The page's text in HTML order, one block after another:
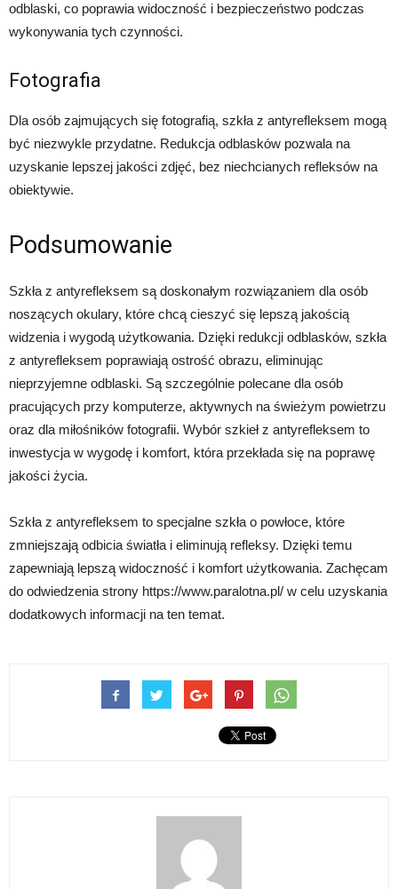
odblaski, co poprawia widoczność i bezpieczeństwo podczas
wykonywania tych czynności.
Fotografia
Dla osób zajmujących się fotografią, szkła z antyrefleksem mogą
być niezwykle przydatne. Redukcja odblasków pozwala na
uzyskanie lepszej jakości zdjęć, bez niechcianych refleksów na
obiektywie.
Podsumowanie
Szkła z antyrefleksem są doskonałym rozwiązaniem dla osób
noszących okulary, które chcą cieszyć się lepszą jakością
widzenia i wygodą użytkowania. Dzięki redukcji odblasków, szkła
z antyrefleksem poprawiają ostrość obrazu, eliminując
nieprzyjemne odblaski. Są szczególnie polecane dla osób
pracujących przy komputerze, aktywnych na świeżym powietrzu
oraz dla miłośników fotografii. Wybór szkieł z antyrefleksem to
inwestycja w wygodę i komfort, która przekłada się na poprawę
jakości życia.
Szkła z antyrefleksem to specjalne szkła o powłoce, które
zmniejszają odbicia światła i eliminują refleksy. Dzięki temu
zapewniają lepszą widoczność i komfort użytkowania. Zachęcam
do odwiedzenia strony https://www.paralotna.pl/ w celu uzyskania
dodatkowych informacji na ten temat.